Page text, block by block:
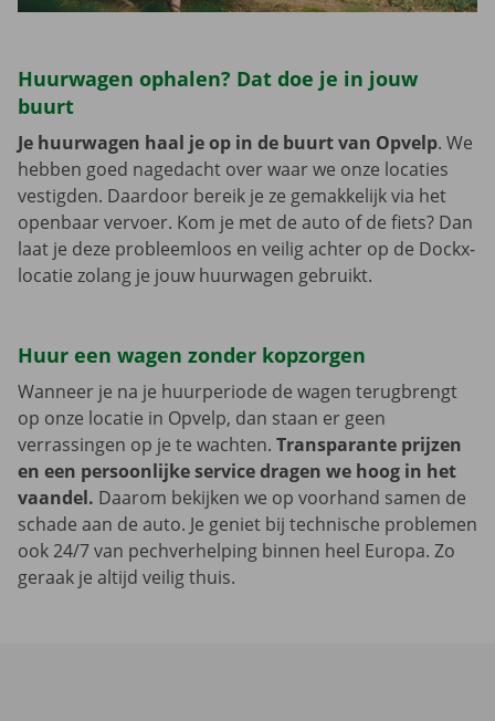
Huurwagen ophalen? Dat doe je in jouw
buurt
Je huurwagen haal je op in de buurt van Opvelp. We
hebben goed nagedacht over waar we onze locaties
vestigden. Daardoor bereik je ze gemakkelijk via het
openbaar vervoer. Kom je met de auto of de fiets? Dan
laat je deze probleemloos en veilig achter op de Dockx-
locatie zolang je jouw huurwagen gebruikt.
Huur een wagen zonder kopzorgen
Wanneer je na je huurperiode de wagen terugbrengt
op onze locatie in Opvelp, dan staan er geen
verrassingen op je te wachten. Transparante prijzen
en een persoonlijke service dragen we hoog in het
vaandel. Daarom bekijken we op voorhand samen de
schade aan de auto. Je geniet bij technische problemen
ook 24/7 van pechverhelping binnen heel Europa. Zo
geraak je altijd veilig thuis.